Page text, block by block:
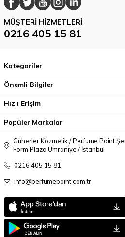
MÜŞTERI HIZMETLERI
0216 405 15 81
Kategoriler
Önemli Bilgiler
Hızlı Erişim
Popüler Markalar
Günerler Kozmetik / Perfume Point
Form Plaza Ümraniye / İstanbul
0216 405 15 81
info@perfumepoint.com.tr